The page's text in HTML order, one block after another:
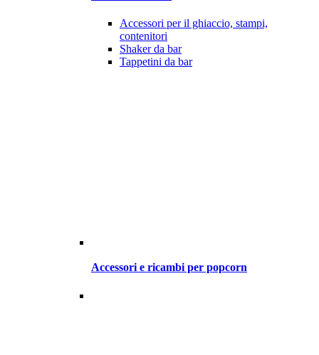
Accessori per il ghiaccio, stampi,
contenitori
Shaker da bar
Tappetini da bar
Accessori e ricambi per popcorn